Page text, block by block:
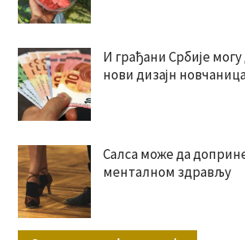
И грађани Србије могу
нови дизајн
Салса може да
менталном здрављу